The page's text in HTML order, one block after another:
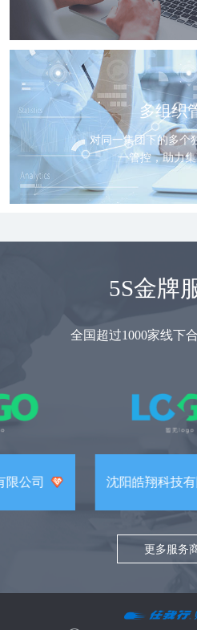
多组织
对同一集团下的多个
一管控，助力
5S金牌
全国超过1000家线下
限公司 沈阳皓翔科技有
更多服务